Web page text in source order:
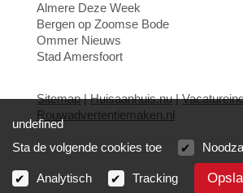
Almere Deze Week
Bergen op Zoomse Bode
Ommer Nieuws
Stad Amersfoort
Sitemap|Huisaanhuis.nu|
Rouwadvertentiemaken.nl
undefined
Sta de volgende cookies toe
Analytisch Tracking